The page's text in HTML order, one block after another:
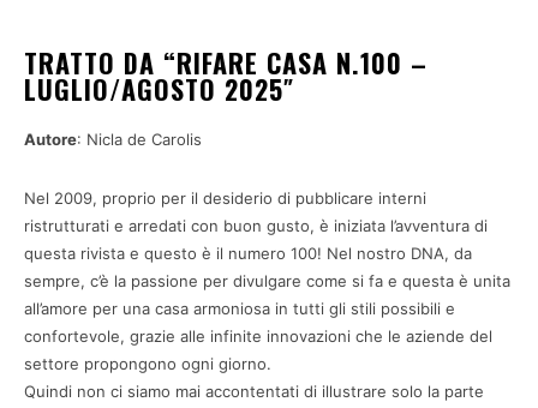
TRATTO DA “RIFARE CASA N.100 –
LUGLIO/AGOSTO 2025″
Autore: Nicla de Carolis
Nel 2009, proprio per il desiderio di pubblicare interni
ristrutturati e arredati con buon gusto, è iniziata l’avventura di
questa rivista e questo è il numero 100! Nel nostro DNA, da
sempre, c’è la passione per divulgare come si fa e questa è unita
all’amore per una casa armoniosa in tutti gli stili possibili e
confortevole, grazie alle infinite innovazioni che le aziende del
settore propongono ogni giorno.
Quindi non ci siamo mai accontentati di illustrare solo la parte